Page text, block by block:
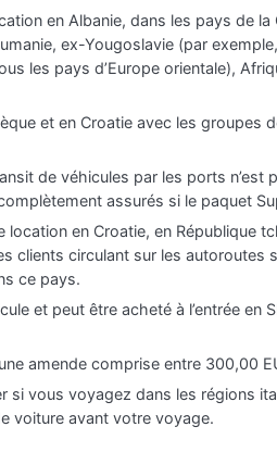
en Albanie, dans les pays de la
ex-Yougoslavie (par
les pays d’Europe orientale),
et en Croatie avec les groupes
de véhicules par les ports
assurés si le paquet
en Croatie, en République
clients circulant sur les
ce pays.
et peut être acheté à l’entrée en
amende comprise entre 300,00
vous voyagez dans les régions
voiture avant votre voyage.